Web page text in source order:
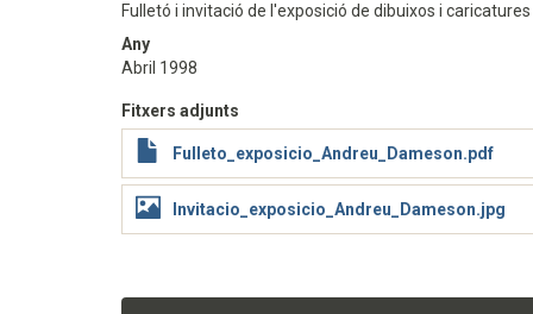
Fulletó i invitació de l'exposició de dibuixos i
Any
Abril 1998
Fitxers adjunts
Fulleto_exposicio_Andreu_Dameson.pdf
Invitacio_exposicio_Andreu_Dameson.jpg